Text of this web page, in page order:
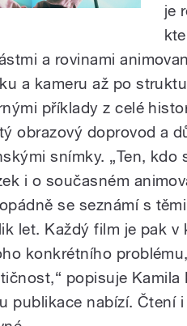
je
a rovinami
a kameru až po
příklady z celé
obrazový doprovod a
snímky. „Ten,
i o současném
se seznámí s
let. Každý film je pak v
konkrétního
popisuje
publikace nabízí. Čtení